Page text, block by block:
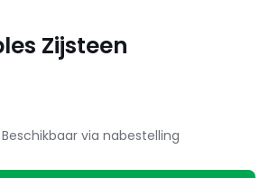
Zijsteen
Beschikbaar via nabestelling